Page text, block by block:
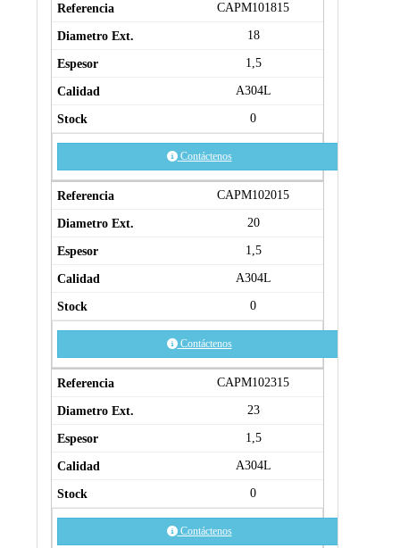
CAPM101815
18
1,5
A304L
0
Contáctenos
CAPM102015
20
1,5
A304L
0
Contáctenos
CAPM102315
23
1,5
A304L
0
Contáctenos